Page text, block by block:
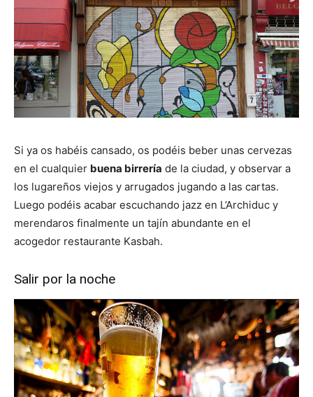
Si ya os habéis cansado, os podéis beber unas cervezas
en el cualquier buena birrería de la ciudad, y observar a
los lugareños viejos y arrugados jugando a las cartas.
Luego podéis acabar escuchando jazz en L’Archiduc y
merendaros finalmente un tajín abundante en el
acogedor restaurante Kasbah.
Salir por la noche